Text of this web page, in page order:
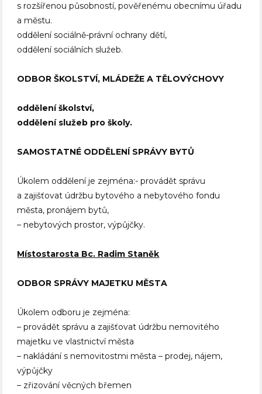
s rozšířenou působností, pověřenému obecnímu úřadu
a městu.
oddělení sociálně-právní ochrany dětí,
oddělení sociálních služeb.
ODBOR ŠKOLSTVÍ, MLÁDEŽE A TĚLOVÝCHOVY
oddělení školství,
oddělení služeb pro školy.
SAMOSTATNÉ ODDĚLENÍ SPRÁVY BYTŮ
Úkolem oddělení je zejména:- provádět správu
a zajišťovat údržbu bytového a nebytového fondu
města, pronájem bytů,
– nebytových prostor, výpůjčky.
Místostarosta Bc. Radim Staněk
ODBOR SPRÁVY MAJETKU MĚSTA
Úkolem odboru je zejména:
– provádět správu a zajišťovat údržbu nemovitého
majetku ve vlastnictví města
– nakládání s nemovitostmi města – prodej, nájem,
výpůjčky
– zřizování věcných břemen